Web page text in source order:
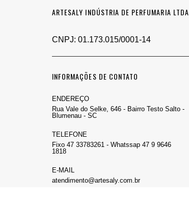
ARTESALY INDÚSTRIA DE PERFUMARIA LTDA
CNPJ: 01.173.015/0001-14
INFORMAÇÕES DE CONTATO
ENDEREÇO
Rua Vale do Selke, 646 - Bairro Testo Salto -
Blumenau - SC
TELEFONE
Fixo 47 33783261 - Whatssap 47 9 9646
1818
E-MAIL
atendimento@artesaly.com.br